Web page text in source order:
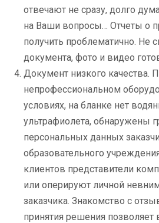
отвечают не сразу, долго
на Ваши вопросы… Отчеты о
получить проблематично. Не
документа, фото и видео
Документ низкого качества.
непрофессиональном
условиях, на бланке нет
ультрафиолета, обнаружены
персональных данных
образовательного
клиентов представители
или оперируют личной
заказчика. Знакомство с
принятия решения позволяет